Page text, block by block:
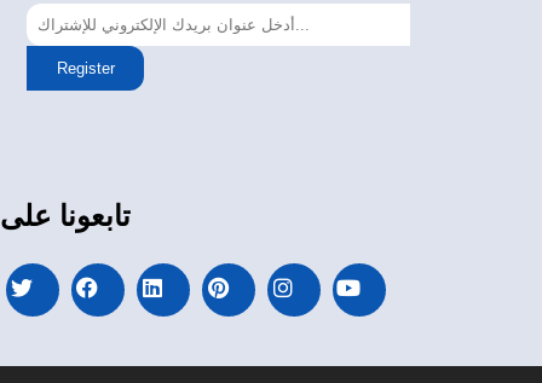
Register
تابعونا على